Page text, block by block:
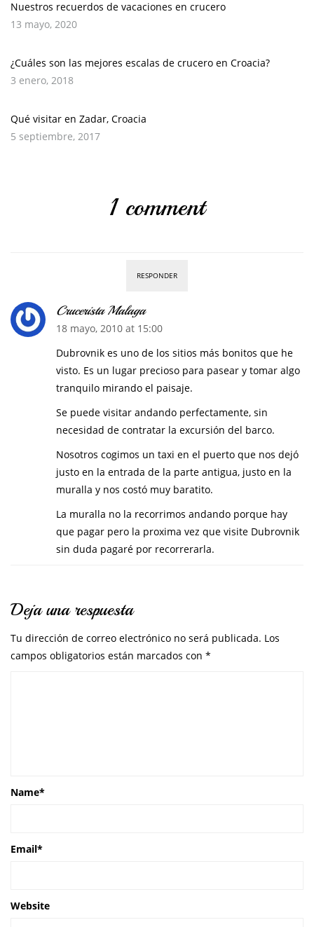
Nuestros recuerdos de vacaciones en crucero
13 mayo, 2020
¿Cuáles son las mejores escalas de crucero en Croacia?
3 enero, 2018
Qué visitar en Zadar, Croacia
5 septiembre, 2017
1 comment
RESPONDER
Crucerista Malaga
18 mayo, 2010 at 15:00
Dubrovnik es uno de los sitios más bonitos que he
visto. Es un lugar precioso para pasear y tomar algo
tranquilo mirando el paisaje.
Se puede visitar andando perfectamente, sin
necesidad de contratar la excursión del barco.
Nosotros cogimos un taxi en el puerto que nos dejó
justo en la entrada de la parte antigua, justo en la
muralla y nos costó muy baratito.
La muralla no la recorrimos andando porque hay
que pagar pero la proxima vez que visite Dubrovnik
sin duda pagaré por recorrerarla.
Deja una respuesta
Tu dirección de correo electrónico no será publicada. Los
campos obligatorios están marcados con *
Name*
Email*
Website